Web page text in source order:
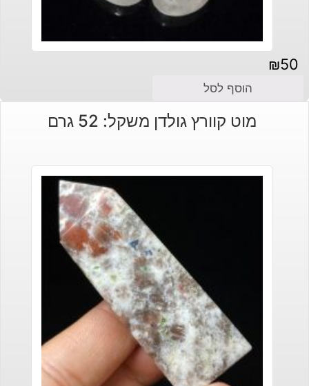
₪50
הוסף לסל
מוט קוורץ גולדן משקל: 52 גרם